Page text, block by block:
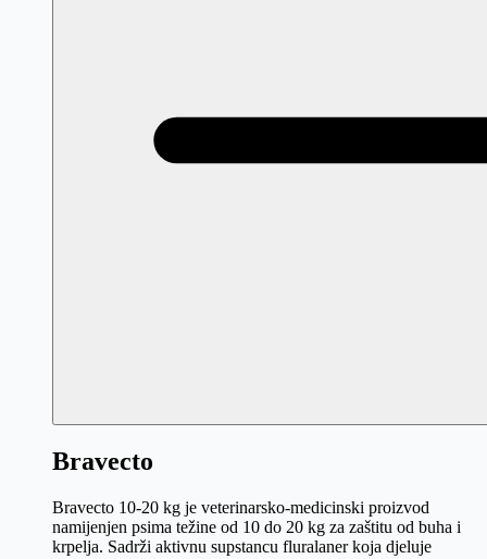
Bravecto
Bravecto 10-20 kg je veterinarsko-medicinski proizvod
namijenjen psima težine od 10 do 20 kg za zaštitu od buha i
krpelja. Sadrži aktivnu supstancu fluralaner koja djeluje